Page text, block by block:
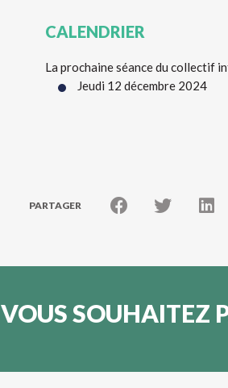
CALENDRIER
La prochaine séance du collectif
Jeudi 12 décembre 2024
PARTAGER
VOUS SOUHAITEZ